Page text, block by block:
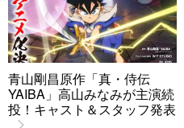
青山剛昌原作「真・侍伝
YAIBA」高山みなみが主演続
投！キャスト＆スタッフ発表